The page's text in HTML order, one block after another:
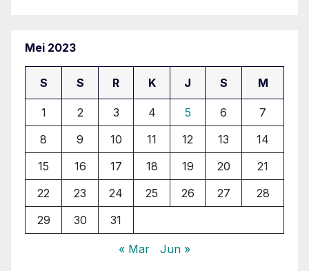
Mei 2023
S S R K J S M
1 2 3 4 5 6
7
8
9 10 11 12 13
14
15
16 17 18 19 20
21
22
23 24 25 26 27
28
29
30 31
« Mar Jun »